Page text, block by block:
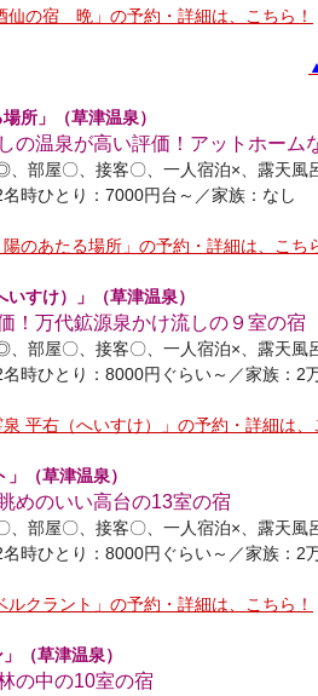
の宿 晩」の予約・詳細は、こちら！
所」（草津温泉）
の温泉が高い評価！アットホーム
部屋〇、接客〇、一人宿泊×、露天風
名時ひとり：7000円台～／家族：なし
のあたる場所」の予約・詳細は、こち
すけ）」（草津温泉）
！万代鉱源泉かけ流しの９室の宿
部屋〇、接客〇、一人宿泊×、露天風
名時ひとり：8000円ぐらい～／家族：2
泉 平右（へいすけ）」の予約・詳細は、
（草津温泉）
めのいい高台の13室の宿
、部屋〇、接客〇、一人宿泊×、露天風
名時ひとり：8000円ぐらい～／家族：2
ルクラント」の予約・詳細は、こちら！
（草津温泉）
の中の10室の宿